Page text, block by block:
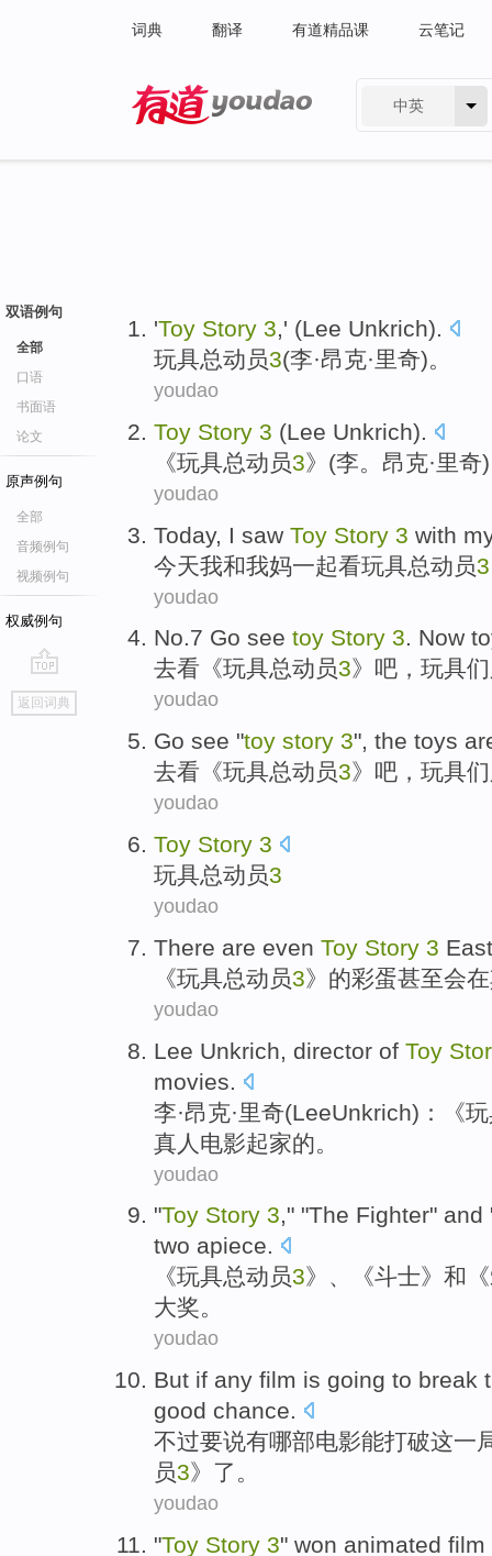
词典 翻译 有道精品课 云笔记
中英
双语例句
全部
口语
书面语
论文
原声例句
全部
音频例句
视频例句
权威例句
go
top
返回词典
'Toy Story 3,' (Lee Unkrich).
玩具总动员3(李·昂克·里奇)。
youdao
Toy Story 3 (Lee Unkrich).
《玩具总动员3》(李。昂克·里奇
youdao
Today, I saw Toy Story 3 with
今天我和我妈一起看玩具总动员3
youdao
No.7 Go see toy Story 3. Now
去看 《玩具总动员3》吧， 玩具
youdao
Go see "toy story 3", the toys
去看 《玩具总动员3》吧， 玩具
youdao
Toy Story 3
玩具总动员3
youdao
There are even Toy Story 3
《玩具总动员3》的彩蛋甚至会在
youdao
Lee Unkrich director of Toy
movies
李·昂克·里奇(LeeUnkrich)：《
真人 电影起家的。
youdao
"Toy Story 3," "The Fighter" and
two apiece.
《玩具总动员3》、《斗士》 和 《
大奖。
youdao
But if any film is going to break
good chance.
不过要说有哪部电影能打破这一
员3》了。
youdao
"Toy Story 3" won animated film